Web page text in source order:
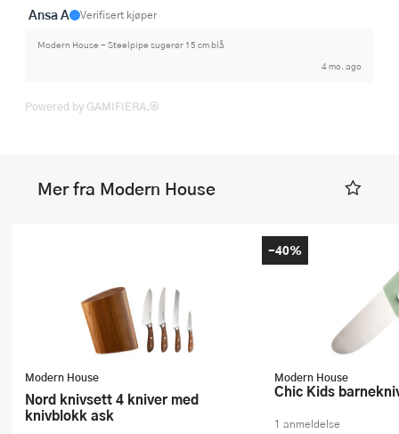
Ansa A Verifisert kjøper
Modern House - Steelpipe sugerør 15 cm blå
4 mo. ago
Powered by GAMIFIERA.®
Mer fra Modern House
Modern House
Nord knivsett 4 kniver med
knivblokk ask
Modern House
Chic Kids
1 anmeldelse
-40%